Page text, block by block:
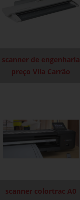
scanner de engenharia
preço Vila Carrão
scanner colortrac A0